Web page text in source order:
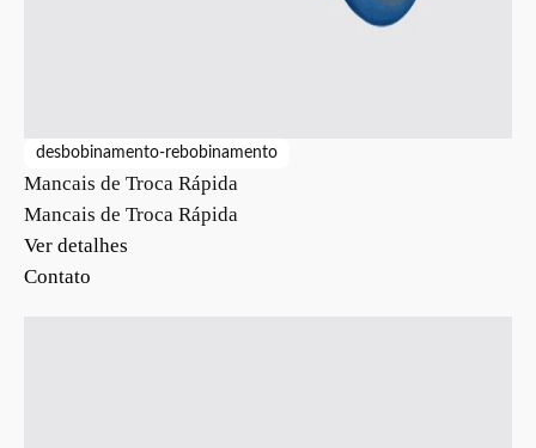
desbobinamento-rebobinamento
Mancais de Troca Rápida
Mancais de Troca Rápida
Ver detalhes
Contato